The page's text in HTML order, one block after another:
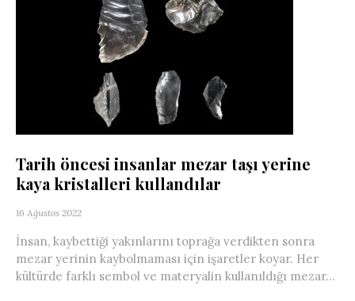
Tarih öncesi insanlar mezar taşı yerine
kaya kristalleri kullandılar
16 Ağustos 2022
İnsan, kaybettiği yakınlarını toprağa verdikten sonra
mezar yerinin kaybolmaması için işaretler koyar. Her
kültürde farklı sembol ve materyalin kullanıldığı mezar...